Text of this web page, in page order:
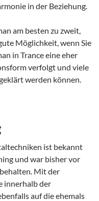
in der Beziehung.
am besten zu zweit,
Möglichkeit, wenn Sie
in Trance eine eher
verfolgt und viele
werden können.
ist bekannt
und war bisher vor
Mit der
innerhalb der
auf die ehemals